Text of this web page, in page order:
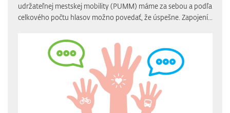
udržateľnej mestskej mobility (PUMM) máme za sebou a podľa
celkového počtu hlasov možno povedať, že úspešne. Zapojení...